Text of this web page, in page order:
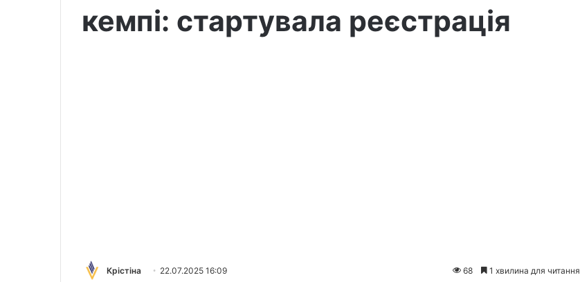
кемпі: стартувала реєстрація
Крістіна 22.07.2025 16:09 68 1 хвилина для читання